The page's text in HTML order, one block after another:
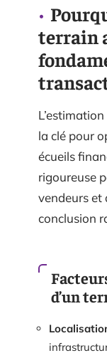
terrain
la clé pour
écueils
rigoureuse
vendeurs et
conclusion
d’un